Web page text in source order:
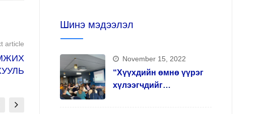
article
Шинэ мэдээлэл
November 15, 2022
“Хүүхдийн өмнө үүрэг
хүлээгчдийг